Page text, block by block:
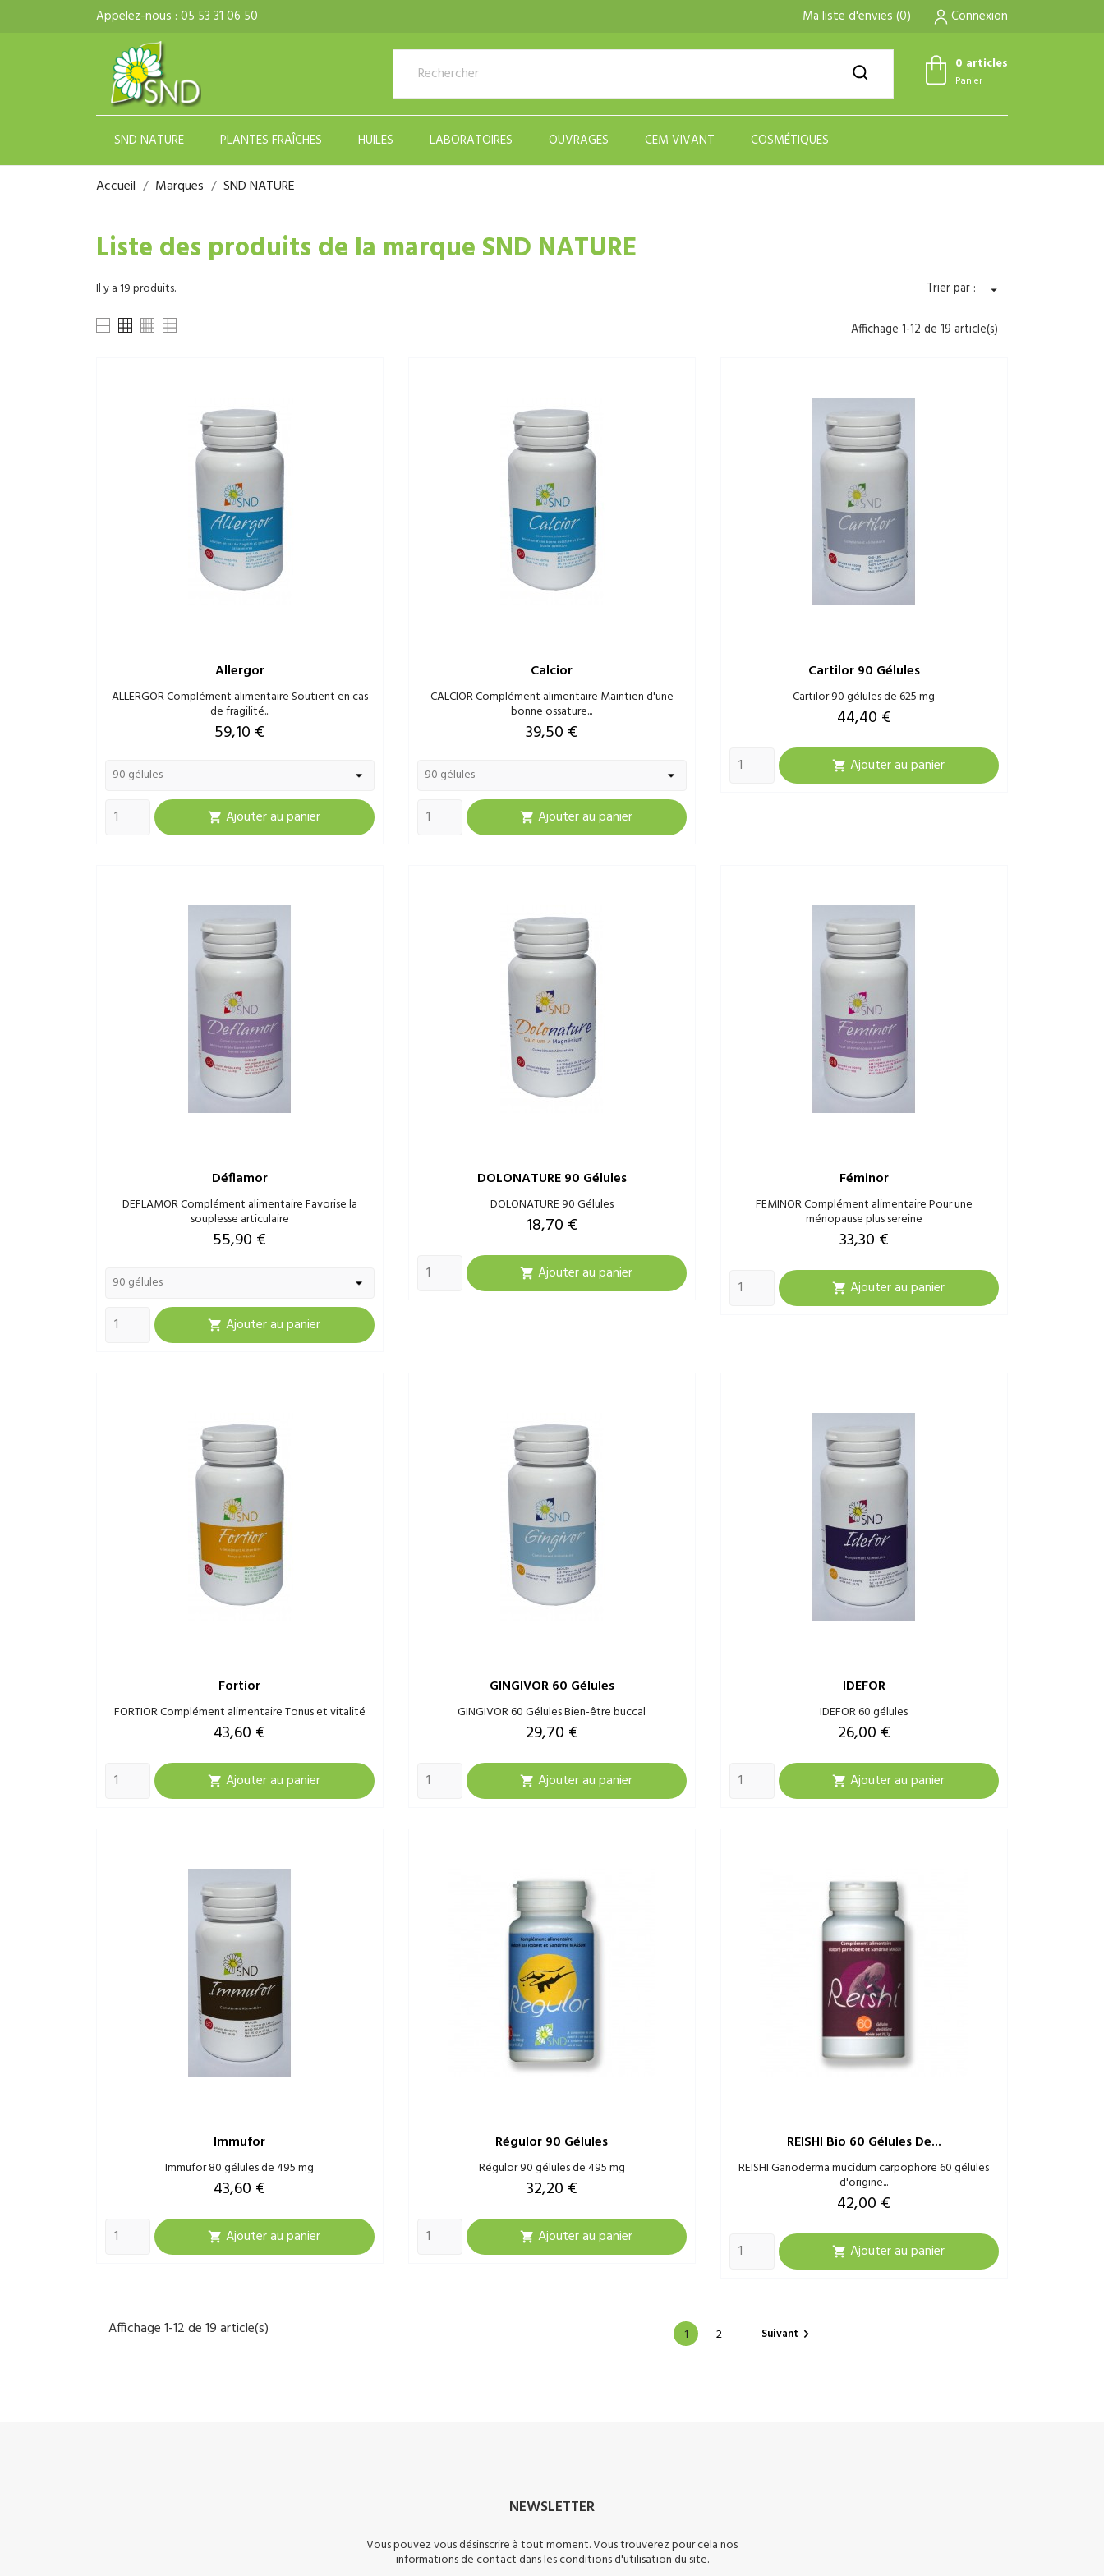
Appelez-nous : 05 53 31 06 50 Ma liste d'envies (0) Connexion
0 articles
Panier
SND NATURE PLANTES FRAÎCHES HUILES LABORATOIRES OUVRAGES CEM VIVANT COSMÉTIQUES
Accueil Marques SND NATURE
Liste des produits de la marque SND NATURE
Il y a 19 produits. Trier par : 
Affichage 1-12 de 19 article(s)
Allergor
ALLERGOR Complément alimentaire Soutient en cas
de fragilité...
Prix
59,10 €
 Ajouter au panier
Calcior
CALCIOR Complément alimentaire Maintien d'une
bonne ossature...
Prix
39,50 €
 Ajouter au panier
Cartilor 90 Gélules
Cartilor 90 gélules de 625 mg
Prix
44,40 €
 Ajouter au panier
Déflamor
DEFLAMOR Complément alimentaire Favorise la
souplesse articulaire
Prix
55,90 €
 Ajouter au panier
DOLONATURE 90 Gélules
DOLONATURE 90 Gélules
Prix
18,70 €
 Ajouter au panier
Féminor
FEMINOR Complément alimentaire Pour une
ménopause plus sereine
Prix
33,30 €
 Ajouter au panier
Fortior
FORTIOR Complément alimentaire Tonus et vitalité
Prix
43,60 €
 Ajouter au panier
GINGIVOR 60 Gélules
GINGIVOR 60 Gélules Bien-être buccal
Prix
29,70 €
 Ajouter au panier
IDEFOR
IDEFOR 60 gélules
Prix
26,00 €
 Ajouter au panier
Immufor
Immufor 80 gélules de 495 mg
Prix
43,60 €
 Ajouter au panier
Régulor 90 Gélules
Régulor 90 gélules de 495 mg
Prix
32,20 €
 Ajouter au panier
REISHI Bio 60 Gélules De...
REISHI Ganoderma mucidum carpophore 60 gélules
d'origine...
Prix
42,00 €
 Ajouter au panier
Affichage 1-12 de 19 article(s) 1 2 Suivant 
NEWSLETTER
Vous pouvez vous désinscrire à tout moment. Vous trouverez pour cela nos
informations de contact dans les conditions d'utilisation du site.